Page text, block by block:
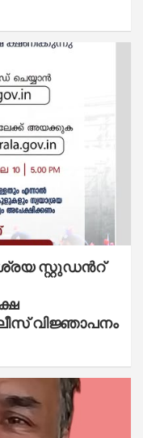
സ്റ്റുഡന്‍റ്
വിജ്ഞാപനം